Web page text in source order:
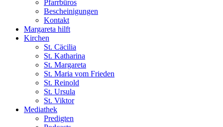
Pfarrbüros
Bescheinigungen
Kontakt
Margareta hilft
Kirchen
St. Cäcilia
St. Katharina
St. Margareta
St. Maria vom Frieden
St. Reinold
St. Ursula
St. Viktor
Mediathek
Predigten